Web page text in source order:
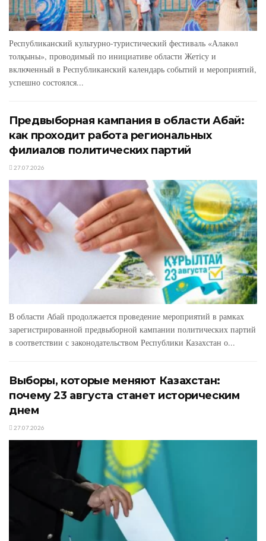
Республиканский культурно-туристический фестиваль «Алакөл
толқыны», проводимый по инициативе области Жетісу и
включенный в Республиканский календарь событий и мероприятий,
успешно состоялся...
Предвыборная кампания в области Абай:
как проходит работа региональных
филиалов политических партий
27.07.2026
В области Абай продолжается проведение мероприятий в рамках
зарегистрированной предвыборной кампании политических партий
в соответствии с законодательством Республики Казахстан о...
Выборы, которые меняют Казахстан:
почему 23 августа станет историческим
днем
27.07.2026